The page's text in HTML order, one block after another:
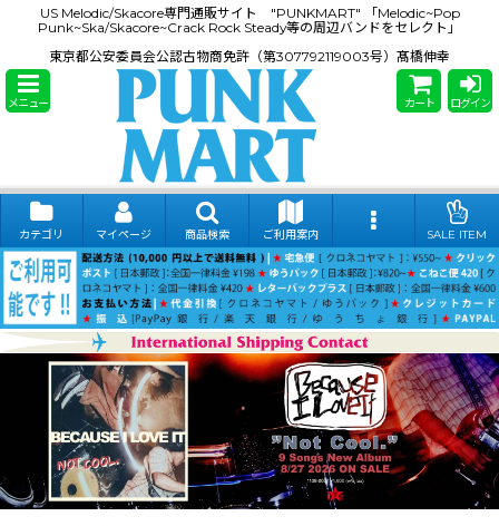
US Melodic/Skacore専門通販サイト "PUNKMART" 「Melodic~Pop
Punk~Ska/Skacore~Crack Rock Steady等の周辺バンドをセレクト」
東京都公安委員会公認古物商免許（第307792119003号）髙橋伸幸
メニュー カート ログイン
カテゴリ マイページ 商品検索 ご利用案内 SALE ITEM